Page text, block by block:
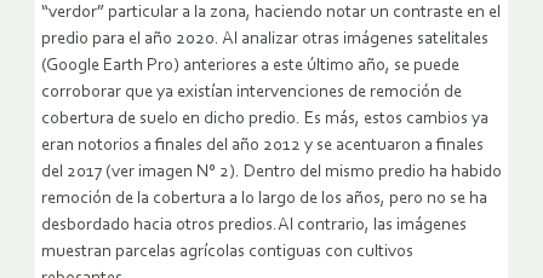
“verdor” particular a la zona, haciendo notar un contraste en el
predio para el año 2020. Al analizar otras imágenes satelitales
(Google Earth Pro) anteriores a este último año, se puede
corroborar que ya existían intervenciones de remoción de
cobertura de suelo en dicho predio. Es más, estos cambios ya
eran notorios a finales del año 2012 y se acentuaron a finales
del 2017 (ver imagen N° 2). Dentro del mismo predio ha habido
remoción de la cobertura a lo largo de los años, pero no se ha
desbordado hacia otros predios.Al contrario, las imágenes
muestran parcelas agrícolas contiguas con cultivos